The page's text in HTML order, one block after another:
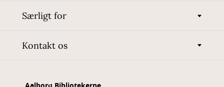
Særligt for
Kontakt os